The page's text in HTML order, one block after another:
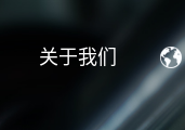
关于我们